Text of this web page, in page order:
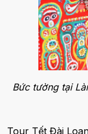
Bức tường tại
Tour Tết Đài